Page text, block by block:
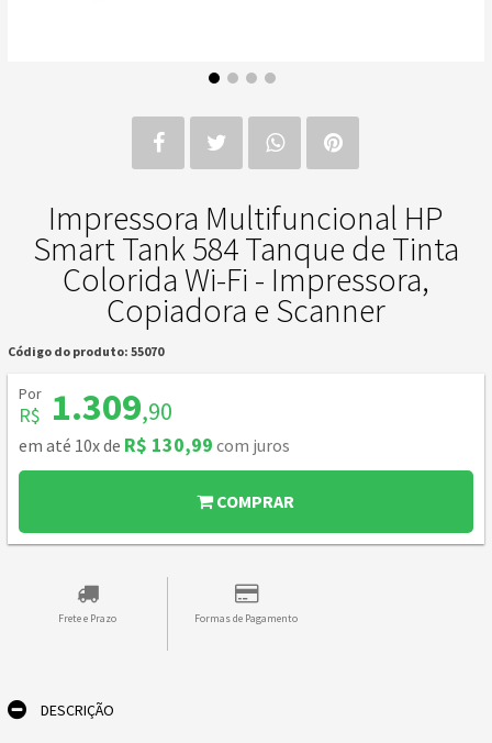
Impressora Multifuncional HP
Smart Tank 584 Tanque de Tinta
Colorida Wi-Fi - Impressora,
Copiadora e Scanner
Código do produto: 55070
Por
R$ 1.309,90
em até 10x de R$ 130,99 com juros
COMPRAR
Frete e Prazo Formas de Pagamento
DESCRIÇÃO